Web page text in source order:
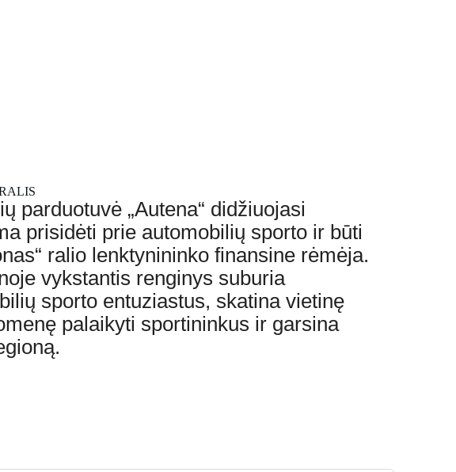
parduotuvė „Autena“ didžiuojasi
prisidėti prie automobilių sporto ir būti
ralio lenktynininko finansine rėmėja.
vykstantis renginys suburia
sporto entuziastus, skatina vietinę
palaikyti sportininkus ir garsina